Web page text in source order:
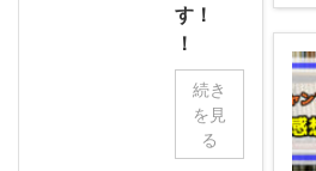
す！
！
続き
を見
る